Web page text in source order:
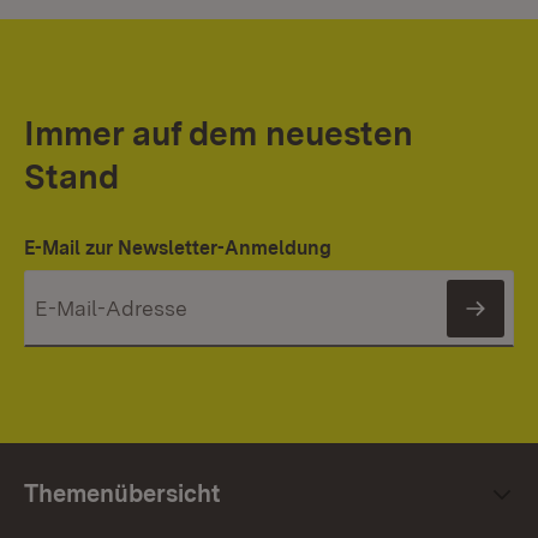
Immer auf dem neuesten
Stand
E-Mail zur Newsletter-Anmeldung
Themenübersicht